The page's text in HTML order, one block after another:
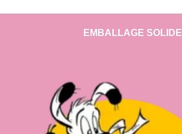
EMBALLAGE SOLIDE